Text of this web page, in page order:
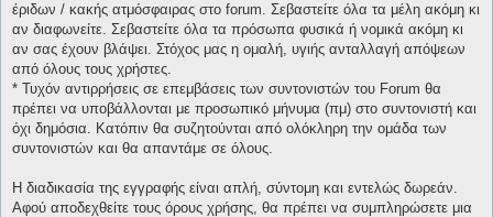
έριδων / κακής ατμόσφαιρας στο forum. Σεβαστείτε όλα τα μέλη ακόμη κι
αν διαφωνείτε. Σεβαστείτε όλα τα πρόσωπα φυσικά ή νομικά ακόμη κι
αν σας έχουν βλάψει. Στόχος μας η ομαλή, υγιής ανταλλαγή απόψεων
από όλους τους χρήστες.
* Τυχόν αντιρρήσεις σε επεμβάσεις των συντονιστών του Forum θα
πρέπει να υποβάλλονται με προσωπικό μήνυμα (πμ) στο συντονιστή και
όχι δημόσια. Κατόπιν θα συζητούνται από ολόκληρη την ομάδα των
συντονιστών και θα απαντάμε σε όλους.
Η διαδικασία της εγγραφής είναι απλή, σύντομη και εντελώς δωρεάν.
Αφού αποδεχθείτε τους όρους χρήσης, θα πρέπει να συμπληρώσετε μια